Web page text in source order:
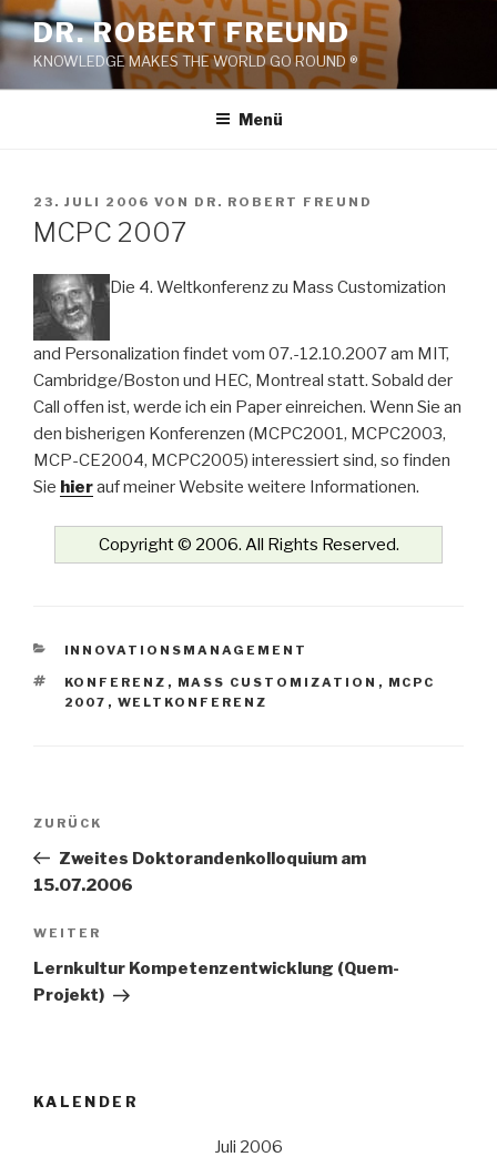
Zum
Inhalt
springen
DR. ROBERT FREUND
KNOWLEDGE MAKES THE WORLD GO ROUND ®
Menü
VERÖFFENTLICHT
AM
23. JULI 2006 VON DR. ROBERT FREUND
MCPC 2007
Die 4. Weltkonferenz zu Mass Customization
and Personalization findet vom 07.-12.10.2007 am MIT,
Cambridge/Boston und HEC, Montreal statt. Sobald der
Call offen ist, werde ich ein Paper einreichen. Wenn Sie an
den bisherigen Konferenzen (MCPC2001, MCPC2003,
MCP-CE2004, MCPC2005) interessiert sind, so finden
Sie hierauf meiner Website weitere Informationen.
Copyright © 2006. All Rights Reserved.
KATEGORIEN
INNOVATIONSMANAGEMENT
SCHLAGWÖRTER
KONFERENZ , MASS CUSTOMIZATION , MCPC
2007 , WELTKONFERENZ
Beitrags-
Vorheriger
Beitrag
ZURÜCK
Zweites Doktorandenkolloquium am
15.07.2006
Nächster
Beitrag
WEITER
Lernkultur Kompetenzentwicklung (Quem-
Projekt)
KALENDER
Juli 2006